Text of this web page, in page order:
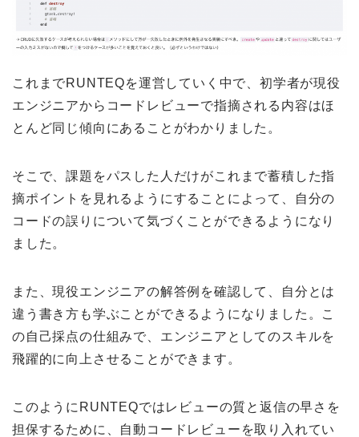
これまでRUNTEQを運営していく中で、初学者が現役
エンジニアからコードレビューで指摘される内容はほ
とんど同じ傾向にあることがわかりました。
そこで、課題をパスした人だけがこれまで蓄積した指
摘ポイントを見れるようにすることによって、自分の
コードの誤りについて気づくことができるようになり
ました。
また、現役エンジニアの解答例を確認して、自分とは
違う書き方も学ぶことができるようになりました。こ
の自己採点の仕組みで、エンジニアとしてのスキルを
飛躍的に向上させることができます。
このようにRUNTEQではレビューの質と返信の早さを
担保するために、自動コードレビューを取り入れてい